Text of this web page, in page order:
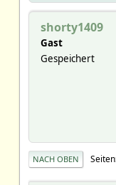
shorty1409
Gast
Gespeichert
NACH OBEN Seiten